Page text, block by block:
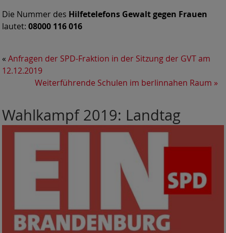
Die Nummer des Hilfetelefons Gewalt gegen Frauen
lautet: 08000 116 016
« Anfragen der SPD-Fraktion in der Sitzung der GVT am
12.12.2019
Weiterführende Schulen im berlinnahen Raum »
Wahlkampf 2019: Landtag